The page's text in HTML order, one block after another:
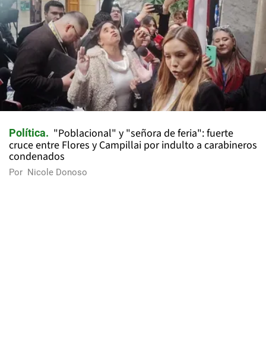
Política
"Poblacional" y "señora de feria": fuerte
cruce entre Flores y Campillai por indulto a carabineros
condenados
Por Nicole Donoso